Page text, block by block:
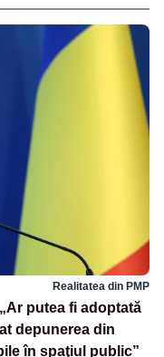
Realitatea din PMP
putea fi adoptată
depunerea din
în spaţiul public”